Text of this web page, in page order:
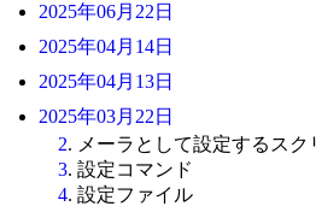
2025年06月22日
2025年04月14日
2025年04月13日
2025年03月22日
2. メーラとして設定するスク
3. 設定コマンド
4. 設定ファイル